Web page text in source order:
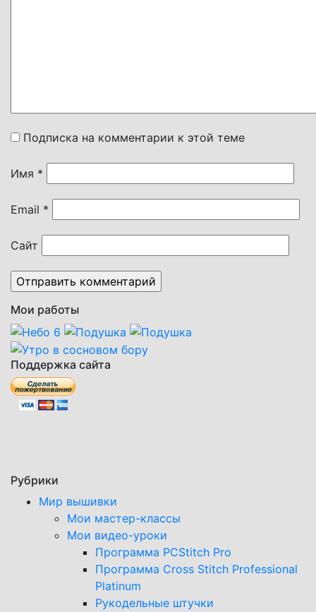
Подписка на комментарии к этой теме
Имя *
Email *
Сайт
Мои работы
Поддержка сайта
Рубрики
Мир вышивки
Мои мастер-классы
Мои видео-уроки
Программа PCStitch Pro
Программа Cross Stitch Professional
Platinum
Рукодельные штучки